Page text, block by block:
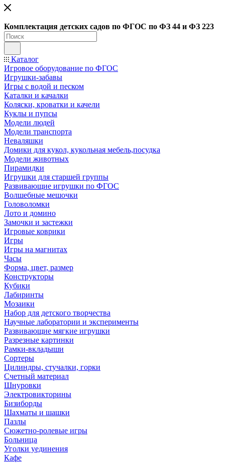
Комплектация детских садов по ФГОC по ФЗ 44 и ФЗ 223
Каталог
Игровое оборудование по ФГОС
Игрушки-забавы
Игры с водой и песком
Каталки и качалки
Коляски, кроватки и качели
Куклы и пупсы
Модели людей
Модели транспорта
Неваляшки
Домики для кукол, кукольная мебель,посудка
Модели животных
Пирамидки
Игрушки для старшей группы
Развивающие игрушки по ФГОС
Волшебные мешочки
Головоломки
Лото и домино
Замочки и застежки
Игровые коврики
Игры
Игры на магнитах
Часы
Форма, цвет, размер
Конструкторы
Кубики
Лабиринты
Мозаики
Набор для детского творчества
Научные лаборатории и эксперименты
Развивающие мягкие игрушки
Разрезные картинки
Рамки-вкладыши
Сортеры
Цилиндры, стучалки, горки
Счетный материал
Шнуровки
Электровикторины
Бизиборды
Шахматы и шашки
Пазлы
Сюжетно-ролевые игры
Больница
Уголки уединения
Кафе